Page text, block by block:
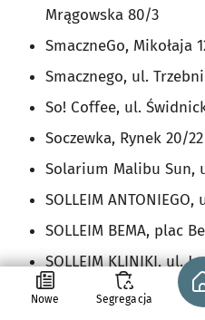
Mrągowska 80/3
SmaczneGo, Mikołaja
Smacznego, ul.
So! Coffee, ul.
Soczewka, Rynek 20/22
Solarium Malibu Sun,
SOLLEIM
SOLLEIM BEMA, plac
SOLLEIM KLINIKI, ul.
SOLLEIM FERIO GAJ
Nowe Segregacja